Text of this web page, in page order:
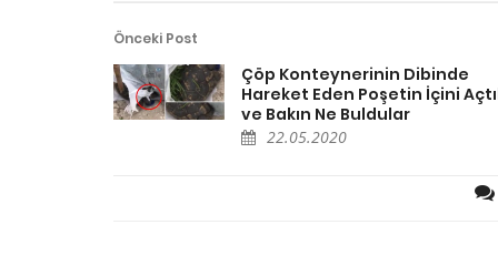
Önceki Post
Çöp Konteynerinin Dibinde
Hareket Eden Poşetin İçini
ve Bakın Ne Buldular
22.05.2020